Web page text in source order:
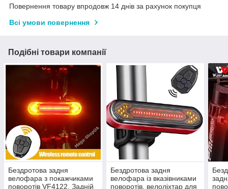
Повернення товару впродовж 14 днів за рахунок покупця
Всі умови повернення
Подібні товари компанії
Бездротова задня
велофара з покажчиками
поворотів VF4122. Задній
Бездротова задня
велофара із вказівниками
поворотів, велоліхтар для